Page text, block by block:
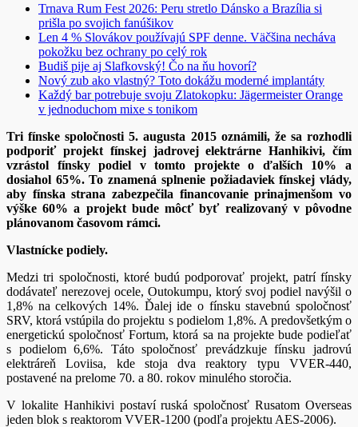
Trnava Rum Fest 2026: Peru stretlo Dánsko a Brazília si
prišla po svojich fanúšikov
Len 4 % Slovákov používajú SPF denne. Väčšina necháva
pokožku bez ochrany po celý rok
Budiš pije aj Slafkovský! Čo na ňu hovorí?
Nový zub ako vlastný? Toto dokážu moderné implantáty
Každý bar potrebuje svoju Zlatokopku: Jägermeister Orange
v jednoduchom mixe s tonikom
Tri fínske spoločnosti 5. augusta 2015 oznámili, že sa rozhodli
podporiť projekt fínskej jadrovej elektrárne Hanhikivi, čím
vzrástol fínsky podiel v tomto projekte o ďalších 10% a
dosiahol 65%. To znamená splnenie požiadaviek fínskej vlády,
aby fínska strana zabezpečila financovanie prinajmenšom vo
výške 60% a projekt bude môcť byť realizovaný v pôvodne
plánovanom časovom rámci.
Vlastnícke podiely.
Medzi tri spoločnosti, ktoré budú podporovať projekt, patrí fínsky
dodávateľ nerezovej ocele, Outokumpu, ktorý svoj podiel navýšil o
1,8% na celkových 14%. Ďalej ide o fínsku stavebnú spoločnosť
SRV, ktorá vstúpila do projektu s podielom 1,8%. A predovšetkým o
energetickú spoločnosť Fortum, ktorá sa na projekte bude podieľať
s podielom 6,6%. Táto spoločnosť prevádzkuje fínsku jadrovú
elektráreň Loviisa, kde stoja dva reaktory typu VVER-440,
postavené na prelome 70. a 80. rokov minulého storočia.
V lokalite Hanhikivi postaví ruská spoločnosť Rusatom Overseas
jeden blok s reaktorom VVER-1200 (podľa projektu AES-2006).